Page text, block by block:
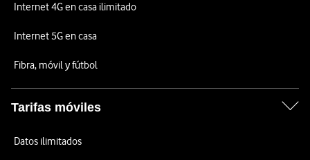
Internet 4G en casa ilimitado
Internet 5G en casa
Fibra, móvil y fútbol
Tarifas móviles
Datos ilimitados